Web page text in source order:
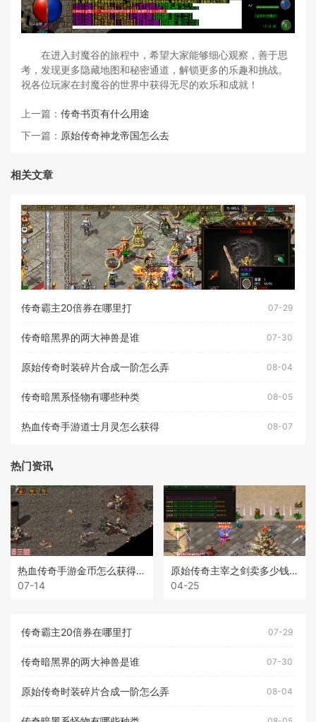
在进入封魔谷的旅程中，希望大家能够细心观察，善于思
考，发现更多隐藏地图和秘密通道，解锁更多的乐趣和挑战。
祝各位玩家在封魔谷的世界中获得无尽的欢乐和成就！
上一篇： 传奇书页有什么用途
下一篇： 原始传奇神龙帝国怎么去
相关文章
传奇霸主20倍券在哪里打 07-29
传奇暗黑界的两大神兽是谁 07-30
原始传奇时装碎片合成一阶怎么弄 08-04
传奇暗黑系怪物有哪些种类 08-05
热血传奇手游道士月灵怎么获得 08-07
热门资讯
热血传奇手游金币怎么获得最快
07-14
原始传奇主宰之剑卖多少钱一个
04-25
传奇霸主20倍券在哪里打 07-29
传奇暗黑界的两大神兽是谁 07-30
原始传奇时装碎片合成一阶怎么弄 08-04